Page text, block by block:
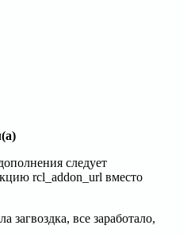
следует
rcl_addon_url вместо
загвоздка, все заработало,